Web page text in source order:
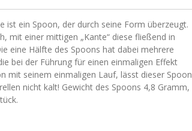
ist ein Spoon, der durch seine Form überzeugt.
mit einer mittigen „Kante“ diese fließend in
eine Hälfte des Spoons hat dabei mehrere
bei der Führung für einen einmaligen Effekt
mit seinem einmaligen Lauf, lässt dieser Spoon
nicht kalt! Gewicht des Spoons 4,8 Gramm,